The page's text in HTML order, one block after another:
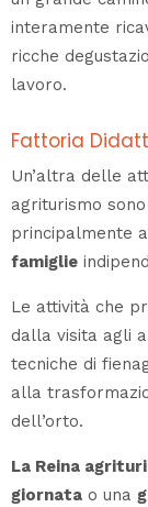
interamente
ricche
lavoro.
Fattoria
Un’altra delle
agriturismo
principalmente
famiglie
Le attività che
dalla visita agli
tecniche di
alla
dell’orto.
La Reina
giornata o una